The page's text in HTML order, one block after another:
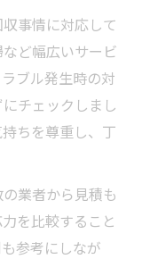
事情に対応して
ど幅広いサービ
ブル発生時の対
チェックしまし
ちを尊重し、丁
業者から見積も
を比較すること
参考にしなが